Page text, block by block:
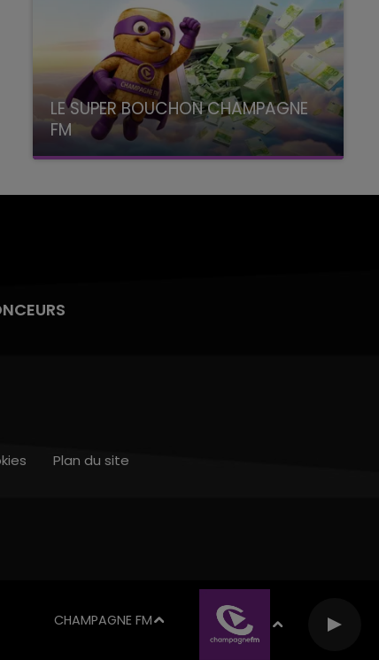
LE SUPER BOUCHON CHAMPAGNE
FM
avec La Famille Champagne FM, à 8H10
CHAMPAGNE FM
Plan du site